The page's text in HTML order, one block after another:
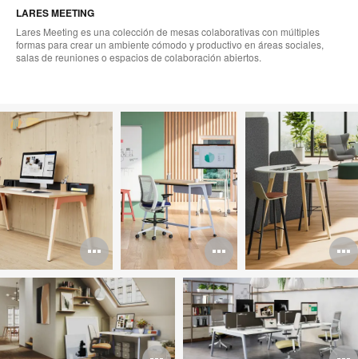
LARES MEETING
Lares Meeting es una colección de mesas colaborativas con múltiples
formas para crear un ambiente cómodo y productivo en áreas sociales,
salas de reuniones o espacios de colaboración abiertos.
Abrir
imagen
Abrir
imagen